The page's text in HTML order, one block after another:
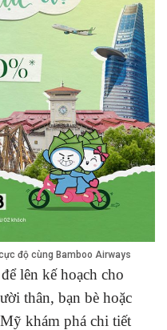
độ cùng Bamboo Airways
lên kế hoạch cho
thân, bạn bè hoặc
khám phá chi tiết